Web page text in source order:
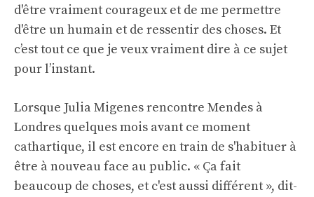
d'être vraiment courageux et de me permettre
d'être un humain et de ressentir des choses. Et
c’est tout ce que je veux vraiment dire à ce sujet
pour l’instant.
Lorsque Julia Migenes rencontre Mendes à
Londres quelques mois avant ce moment
cathartique, il est encore en train de s'habituer à
être à nouveau face au public. « Ça fait
beaucoup de choses, et c'est aussi différent », dit-